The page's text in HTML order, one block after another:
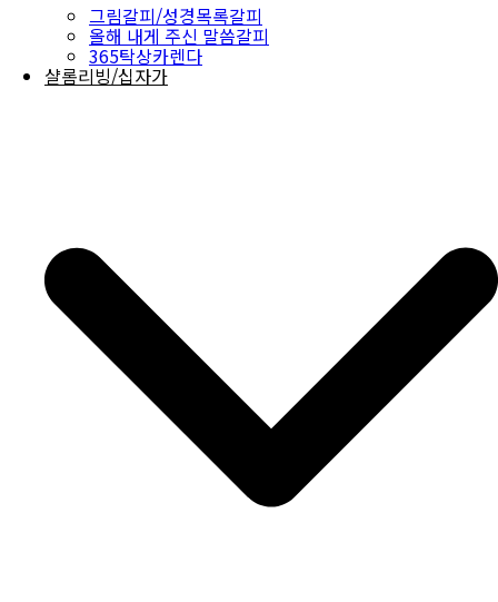
그림갈피/성경목록갈피
올해 내게 주신 말씀갈피
365탁상카렌다
샬롬리빙/십자가